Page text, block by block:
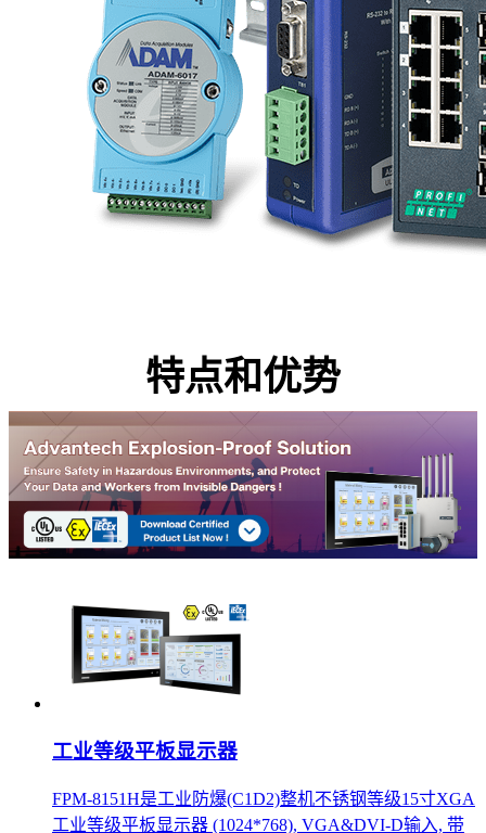
特点和优势
工业等级平板显示器
FPM-8151H是工业防爆(C1D2)整机不锈钢等级15寸XGA
工业等级平板显示器 (1024*768), VGA&DVI-D输入, 带